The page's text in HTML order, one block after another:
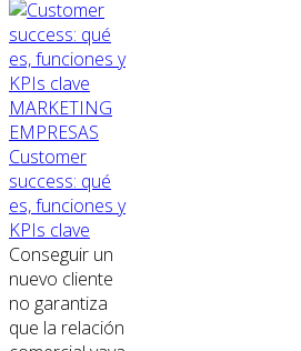
MARKETING
EMPRESAS
Customer
success: qué
es, funciones y
KPIs clave
Conseguir un
nuevo cliente
no garantiza
que la relación